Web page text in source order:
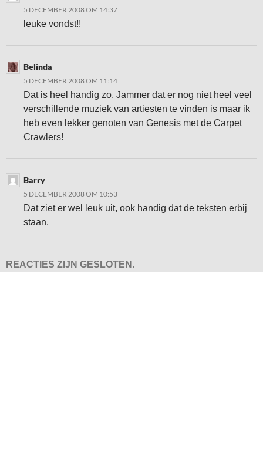
5 DECEMBER 2008 OM 14:37
leuke vondst!!
Belinda
5 DECEMBER 2008 OM 11:14
Dat is heel handig zo. Jammer dat er nog niet heel veel
verschillende muziek van artiesten te vinden is maar ik
heb even lekker genoten van Genesis met de Carpet
Crawlers!
Barry
5 DECEMBER 2008 OM 10:53
Dat ziet er wel leuk uit, ook handig dat de teksten erbij
staan.
REACTIES ZIJN GESLOTEN.